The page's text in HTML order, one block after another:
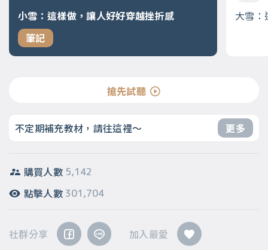
小雪：這樣做，讓人好好穿越挫折感
筆記
大雪：
搶先試聽
不定期補充教材，請往這裡～ 更多
購買人數 5,142
點擊人數 301,704
社群分享 加入最愛